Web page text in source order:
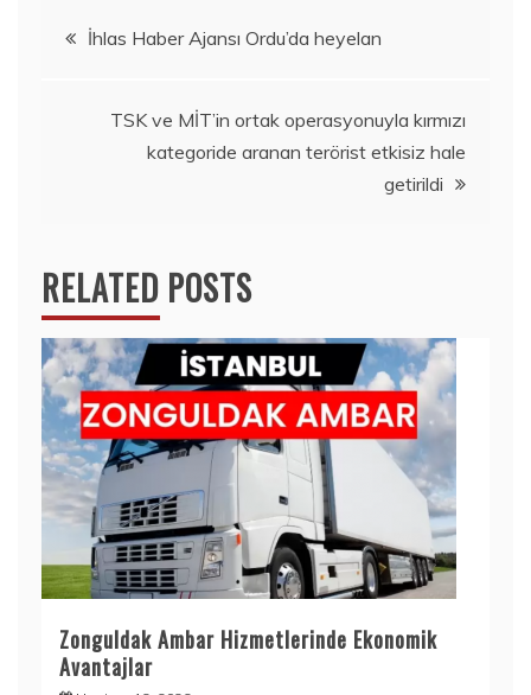
Yazıİhlas Haber Ajansı Ordu’da heyelan
TSK ve MİT’in ortak operasyonuyla kırmızı
kategoride aranan terörist etkisiz hale
getirildi
RELATED POSTS
Zonguldak Ambar Hizmetlerinde Ekonomik
Avantajlar